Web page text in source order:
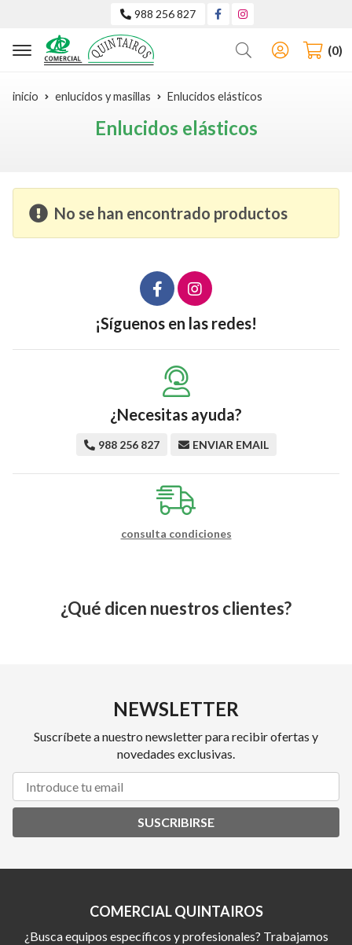
988 256 827
Buscar 0
inicio enlucidos y masillas Enlucidos elásticos
Enlucidos elásticos
No se han encontrado productos
¡Síguenos en las redes!
¿Necesitas ayuda?
988 256 827 ENVIAR EMAIL
consulta condiciones
¿Qué dicen nuestros clientes?
NEWSLETTER
Suscríbete a nuestro newsletter para recibir ofertas y
novedades exclusivas.
SUSCRIBIRSE
COMERCIAL QUINTAIROS
¿Busca equipos específicos y profesionales? Trabajamos